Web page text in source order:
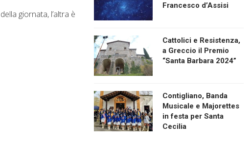
giornata, l’altra è
Francesco d’Assisi
Cattolici e Resistenza,
a Greccio il Premio
“Santa Barbara 2024”
Contigliano, Banda
Musicale e Majorettes
in festa per Santa
Cecilia